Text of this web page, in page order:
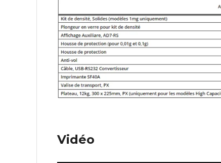
Vidéo